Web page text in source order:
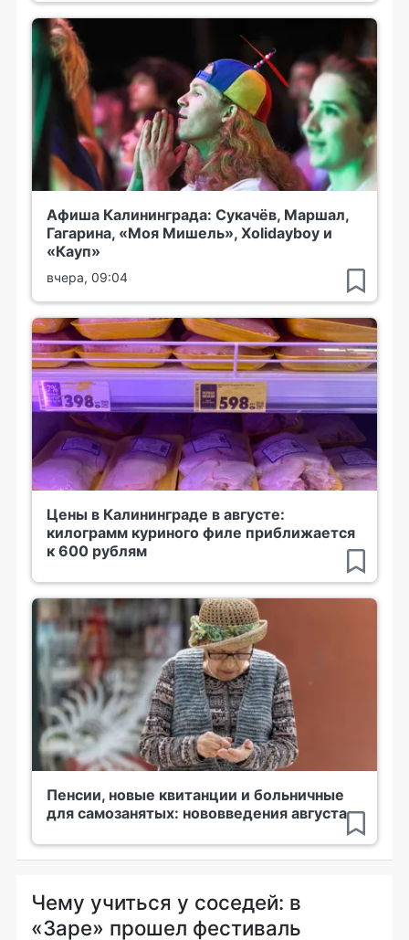
Афиша Калининграда: Сукачёв, Маршал,
Гагарина, «Моя Мишель», Xolidayboy и
«Кауп»
вчера, 09:04
Цены в Калининграде в августе:
килограмм куриного филе приближается
к 600 рублям
Пенсии, новые квитанции и больничные
для самозанятых: нововведения августа
Чему учиться у соседей: в
«Заре» прошел фестиваль